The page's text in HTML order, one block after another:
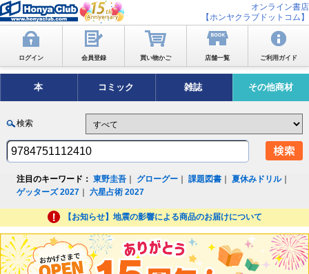
オンライン書店
【ホンヤクラブドットコム】
ログイン 会員登録 買い物かご 店舗一覧 ご利用ガイド
本 コミック 雑誌 その他商材
検索
注目のキーワード： 東野圭吾 グローグー ｜課題図書 ｜夏休みドリル｜
ゲッターズ 2027 ｜六星占術 2027
【お知らせ】地震の影響による商品のお届けについて